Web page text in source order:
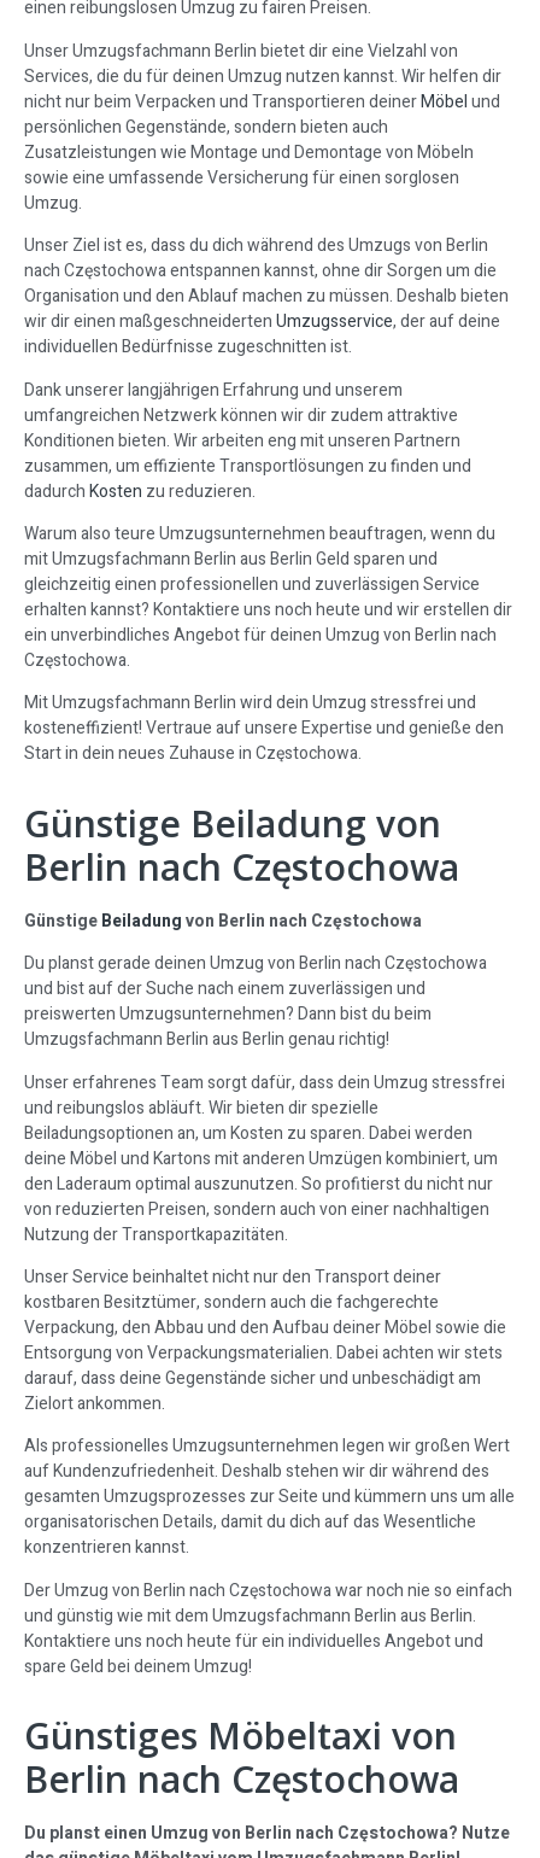
einen reibungslosen Umzug zu fairen Preisen.
Unser Umzugsfachmann Berlin bietet dir eine Vielzahl von
Services, die du für deinen Umzug nutzen kannst. Wir helfen dir
nicht nur beim Verpacken und Transportieren deinerMöbelund
persönlichen Gegenstände, sondern bieten auch
Zusatzleistungen wie Montage und Demontage von Möbeln
sowie eine umfassende Versicherung für einen sorglosen
Umzug.
Unser Ziel ist es, dass du dich während des Umzugs von Berlin
nach Częstochowa entspannen kannst, ohne dir Sorgen um die
Organisation und den Ablauf machen zu müssen. Deshalb bieten
wir dir einen maßgeschneidertenUmzugsservice, der auf deine
individuellen Bedürfnisse zugeschnitten ist.
Dank unserer langjährigen Erfahrung und unserem
umfangreichen Netzwerk können wir dir zudem attraktive
Konditionen bieten. Wir arbeiten eng mit unseren Partnern
zusammen, um effiziente Transportlösungen zu finden und
dadurchKosten zu reduzieren.
Warum also teure Umzugsunternehmen beauftragen, wenn du
mit Umzugsfachmann Berlin aus Berlin Geld sparen und
gleichzeitig einen professionellen und zuverlässigen Service
erhalten kannst? Kontaktiere uns noch heute und wir erstellen dir
ein unverbindliches Angebot für deinen Umzug von Berlin nach
Częstochowa.
Mit Umzugsfachmann Berlin wird dein Umzug stressfrei und
kosteneffizient! Vertraue auf unsere Expertise und genieße den
Start in dein neues Zuhause in Częstochowa.
Günstige Beiladung von
Berlin nach Częstochowa
GünstigeBeiladungvon Berlin nach Częstochowa
Du planst gerade deinen Umzug von Berlin nach Częstochowa
und bist auf der Suche nach einem zuverlässigen und
preiswerten Umzugsunternehmen? Dann bist du beim
Umzugsfachmann Berlin aus Berlin genau richtig!
Unser erfahrenes Team sorgt dafür, dass dein Umzug stressfrei
und reibungslos abläuft. Wir bieten dir spezielle
Beiladungsoptionen an, um Kosten zu sparen. Dabei werden
deine Möbel und Kartons mit anderen Umzügen kombiniert, um
den Laderaum optimal auszunutzen. So profitierst du nicht nur
von reduzierten Preisen, sondern auch von einer nachhaltigen
Nutzung der Transportkapazitäten.
Unser Service beinhaltet nicht nur den Transport deiner
kostbaren Besitztümer, sondern auch die fachgerechte
Verpackung, den Abbau und den Aufbau deiner Möbel sowie die
Entsorgung von Verpackungsmaterialien. Dabei achten wir stets
darauf, dass deine Gegenstände sicher und unbeschädigt am
Zielort ankommen.
Als professionelles Umzugsunternehmen legen wir großen Wert
auf Kundenzufriedenheit. Deshalb stehen wir dir während des
gesamten Umzugsprozesses zur Seite und kümmern uns um alle
organisatorischen Details, damit du dich auf das Wesentliche
konzentrieren kannst.
Der Umzug von Berlin nach Częstochowa war noch nie so einfach
und günstig wie mit dem Umzugsfachmann Berlin aus Berlin.
Kontaktiere uns noch heute für ein individuelles Angebot und
spare Geld bei deinem Umzug!
Günstiges Möbeltaxi von
Berlin nach Częstochowa
Du planst einen Umzug von Berlin nach Częstochowa? Nutze